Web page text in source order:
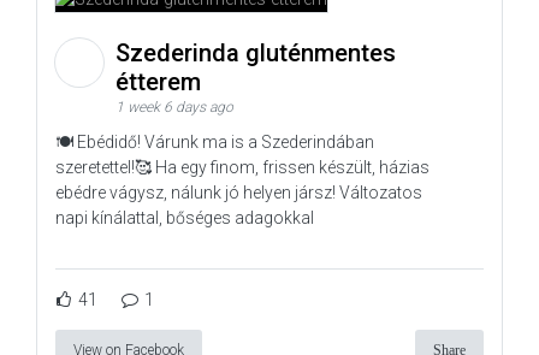
Szederinda gluténmentes
étterem
1 week 6 days ago
🍽️ Ebédidő! Várunk ma is a Szederindában
szeretettel!🥰 Ha egy finom, frissen készült, házias
ebédre vágysz, nálunk jó helyen jársz! Változatos
napi kínálattal, bőséges adagokkal
41 1
View on Facebook Share